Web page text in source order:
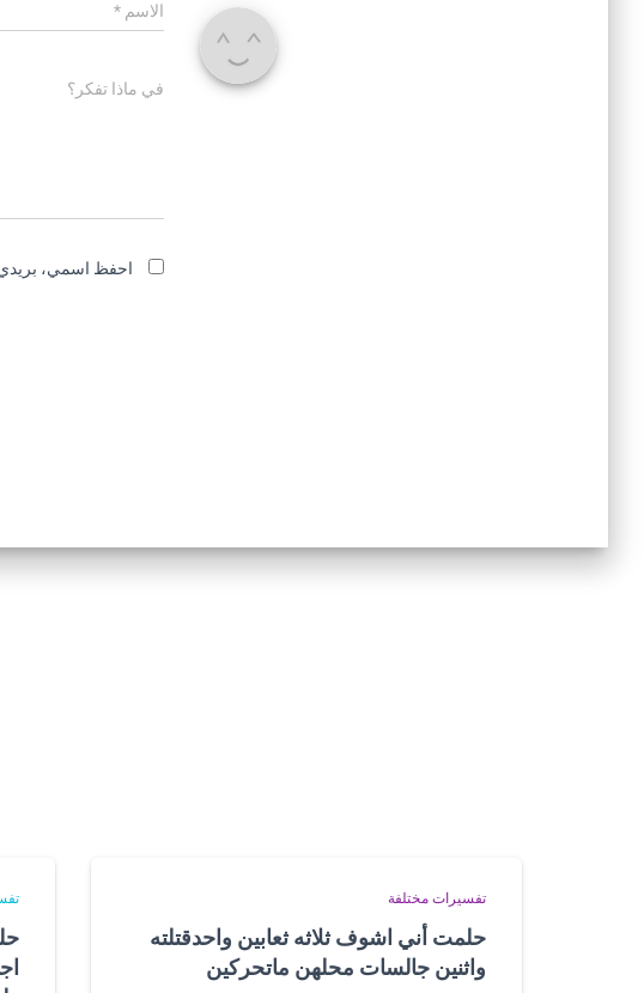
الاسم *
في ماذا تفكر؟
احفظ اسمي، بريدي
تفسيرات مختلفة
حلمت أني اشوف ثلاثه ثعابين واحدقتلته
واثنين جالسات محلهن ماتحركين